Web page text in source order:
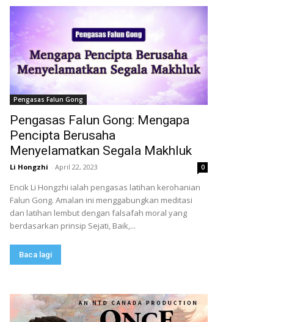
Pengasas Falun Gong
Pengasas Falun Gong: Mengapa
Pencipta Berusaha
Menyelamatkan Segala Makhluk
Li Hongzhi - April 22, 2023 0
Encik Li Hongzhi ialah pengasas latihan kerohanian
Falun Gong. Amalan ini menggabungkan meditasi
dan latihan lembut dengan falsafah moral yang
berdasarkan prinsip Sejati, Baik,...
Baca lagi